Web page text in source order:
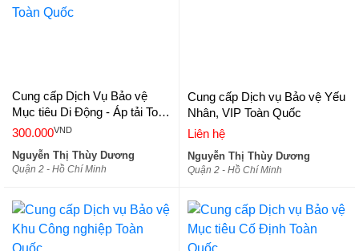
Cung cấp Dịch Vụ Bảo vệ
Mục tiêu Di Động - Áp tải Toàn
Quốc
300.000VND
Nguyễn Thị Thùy Dương
Quận 2 - Hồ Chí Minh
Cung cấp Dịch vụ Bảo vệ Yếu
Nhân, VIP Toàn Quốc
Liên hệ
Nguyễn Thị Thùy Dương
Quận 2 - Hồ Chí Minh